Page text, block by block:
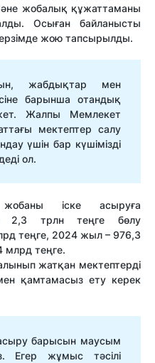
жобалық құжаттаманы
Осыған байланысты
жою тапсырылды.
жабдықтар мен
барынша отандық
Жалпы Мемлекет
мектептер салу
үшін бар күшімізді
ол.
іске асыруға
2,3 трлн теңге бөлу
теңге, 2024 жыл – 976,3
млрд теңге.
жатқан мектептерді
қамтамасыз ету керек
барысын маусым
Егер жұмыс тәсілі